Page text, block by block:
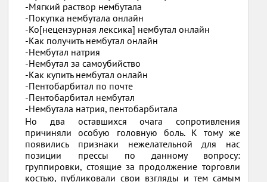
-Мягкий раствор нембутала
-Покупка нембутала онлайн
-Ко[нецензурная лексика] нембутал онлайн
-Как получить нембутал онлайн
-Нембутал натрия
-Нембутал за самоубийство
-Как купить нембутал онлайн
-Пентобарбитал по почте
-Пентобарбитал нембутал
-Нембутала натрия, пентобарбитала
Но два оставшихся очага сопротивления
причиняли особую головную боль. К тому же
появились признаки нежелательной для нас
позиции прессы по данному вопросу:
группировки, стоящие за продолжение торговли
костью, публиковали свои взгляды и тем самым